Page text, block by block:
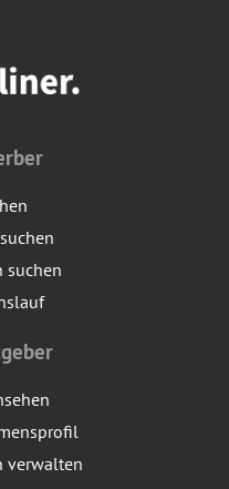
suchen
verwalten